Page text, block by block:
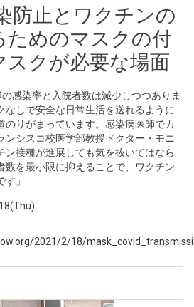
防止とワクチンの
ためのマスクの付
スクが必要な場面
感染率と入院者数は減少しつつありま
なしで安全な日常生活を送れるように
のりがまっています。感染病医師でカ
ンシスコ校医学部教授ドクター・モニ
ン接種が進展しても気を抜いてはなら
数を最小限に抑えることで、ワクチン
」
2021/2/18/